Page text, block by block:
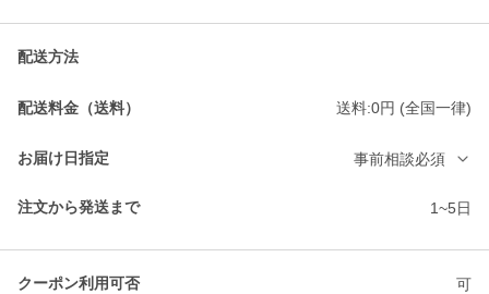
配送方法
配送料金（送料） 送料:0円 (全国一律)
お届け日指定 事前相談必須
注文から発送まで 1~5日
クーポン利用可否 可